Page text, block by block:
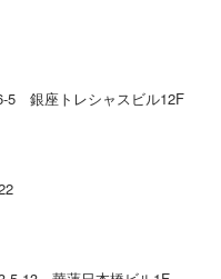
5 銀座トレシャスビル12F